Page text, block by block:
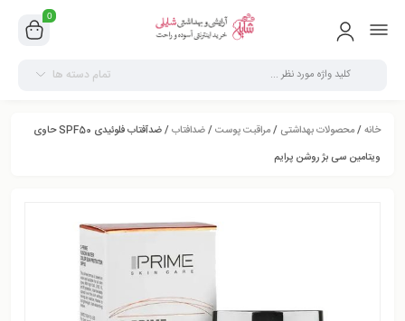
0
تمام دسته ها
خانه/محصولات بهداشتی /مراقبت پوست/ضدافتاب
/ ضدآفتاب فلوئیدی SPF50 حاوی
ویتامین سی بژ روشن پرایم